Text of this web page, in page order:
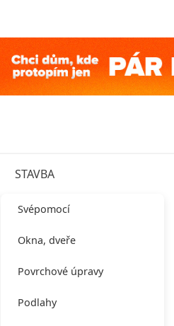
STAVBA
Svépomocí
Okna, dveře
Povrchové úpravy
Podlahy